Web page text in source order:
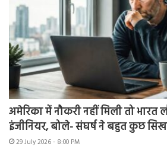
अमेरिका में नौकरी नहीं मिली तो भारत
इंजीनियर, बोले- संघर्ष ने बहुत कुछ
29 July 2026 - 8:00 PM